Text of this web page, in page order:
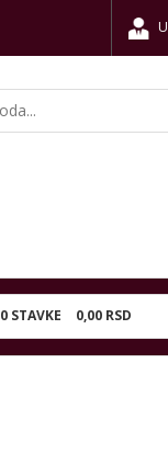
0 STAVKE 0,00 RSD